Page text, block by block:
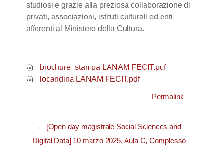
studiosi e grazie alla preziosa collaborazione di
privati, associazioni, istituti culturali ed enti
afferenti al Ministero della Cultura.
brochure_stampa LANAM FECIT.pdf
locandina LANAM FECIT.pdf
Permalink
← [Open day magistrale Social Sciences and
Digital Data] 10 marzo 2025, Aula C, Complesso